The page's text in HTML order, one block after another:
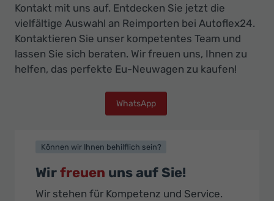
Kontakt mit uns auf. Entdecken Sie jetzt die
vielfältige Auswahl an Reimporten bei Autoflex24.
Kontaktieren Sie unser kompetentes Team und
lassen Sie sich beraten. Wir freuen uns, Ihnen zu
helfen, das perfekte Eu-Neuwagen zu kaufen!
WhatsApp
Können wir Ihnen behilflich sein?
Wirfreuen uns auf Sie!
Wir stehen für Kompetenz und Service.